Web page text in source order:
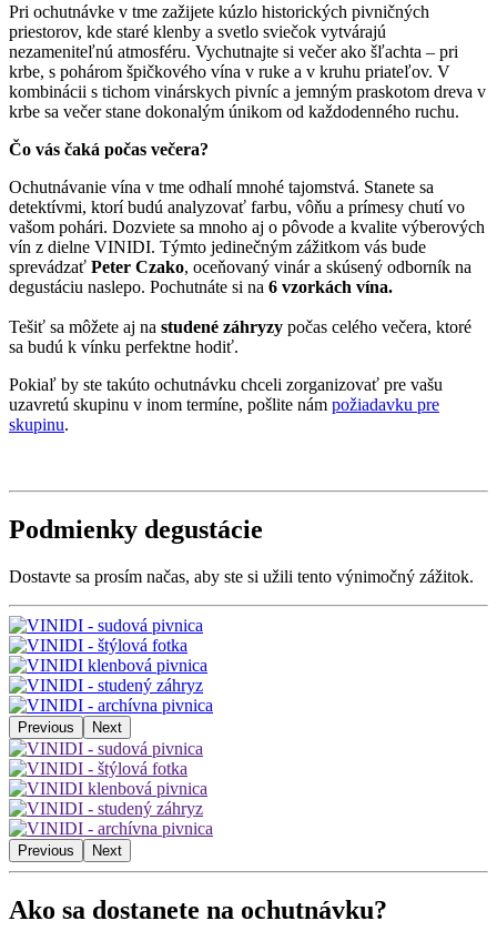
Pri ochutnávke v tme zažijete kúzlo historických pivničných
priestorov, kde staré klenby a svetlo sviečok vytvárajú
nezameniteľnú atmosféru. Vychutnajte si večer ako šľachta – pri
krbe, s pohárom špičkového vína v ruke a v kruhu priateľov. V
kombinácii s tichom vinárskych pivníc a jemným praskotom dreva v
krbe sa večer stane dokonalým únikom od každodenného ruchu.
Čo vás čaká počas večera?
Ochutnávanie vína v tme odhalí mnohé tajomstvá. Stanete sa
detektívmi, ktorí budú analyzovať farbu, vôňu a prímesy chutí vo
vašom pohári. Dozviete sa mnoho aj o pôvode a kvalite výberových
vín z dielne VINIDI. Týmto jedinečným zážitkom vás bude
sprevádzať Peter Czako, oceňovaný vinár a skúsený odborník na
degustáciu naslepo. Pochutnáte si na 6 vzorkách vína.
Tešiť sa môžete aj na studené záhryzy počas celého večera, ktoré
sa budú k vínku perfektne hodiť.
Pokiaľ by ste takúto ochutnávku chceli zorganizovať pre vašu
uzavretú skupinu v inom termíne, pošlite nám požiadavku pre
skupinu.
Podmienky degustácie
Dostavte sa prosím načas, aby ste si užili tento výnimočný zážitok.
Previous Next
Previous Next
Ako sa dostanete na ochutnávku?